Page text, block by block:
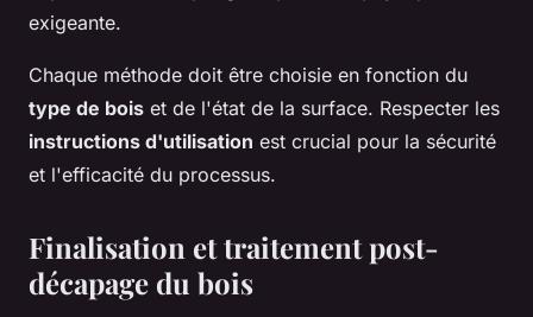
exigeante.
Chaque méthode doit être choisie en fonction du
type de bois et de l'état de la surface. Respecter les
instructions d'utilisation est crucial pour la sécurité
et l'efficacité du processus.
Finalisation et traitement post-
décapage du bois